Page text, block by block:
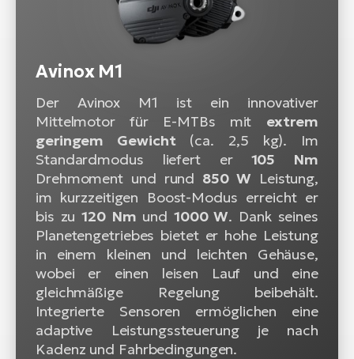
Avinox M1
Der Avinox M1 ist ein innovativer
Mittelmotor für E-MTBs mit extrem
geringem Gewicht (ca. 2,5 kg). Im
Standardmodus liefert er105 Nm
Drehmoment und rund 850 W Leistung,
im kurzzeitigen Boost-Modus erreicht er
bis zu120 Nm und 1000 W. Dank seines
Planetengetriebes bietet er hohe Leistung
in einem kleinen und leichten Gehäuse,
wobei er einen leisen Lauf und eine
gleichmäßige Regelung beibehält.
Integrierte Sensoren ermöglichen eine
adaptive Leistungssteuerung je nach
Kadenz und Fahrbedingungen.